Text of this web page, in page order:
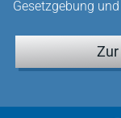
Gesetzgebung